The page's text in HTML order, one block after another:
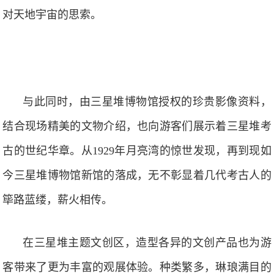
对天地宇宙的思索。
与此同时，由三星堆博物馆授权的珍贵影像资料，
结合现场精美的文物介绍，也向游客们展示着三星堆考
古的世纪华章。从1929年月亮湾的惊世发现，再到现如
今三星堆博物馆新馆的落成，无不彰显着几代考古人的
筚路蓝缕，薪火相传。
在三星堆主题文创区，造型各异的文创产品也为游
客带来了更为丰富的观展体验。种类繁多，琳琅满目的